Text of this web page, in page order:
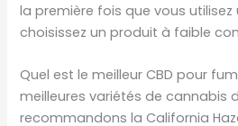
la première fois que vous utilisez
choisissez un produit à faible
Quel est le meilleur CBD pour
meilleures variétés de cannabis
recommandons la California